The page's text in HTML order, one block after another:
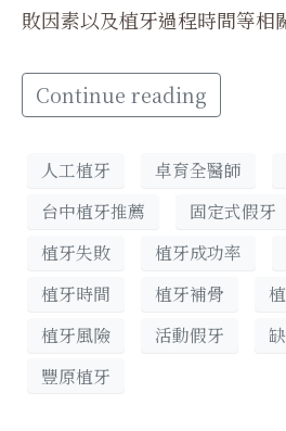
敗因素以及植牙過程時間等相
Continue reading
人工植牙 卓育全醫師
台中植牙推薦
固定式假牙
植牙失敗
植牙成功率
植牙時間
植牙補骨
植牙風險
活動假牙
豐原植牙